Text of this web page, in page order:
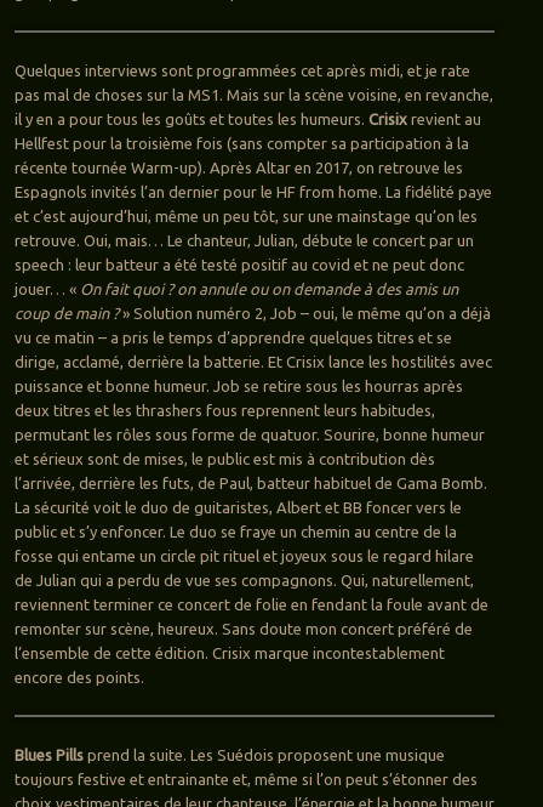
Quelques interviews sont programmées cet après midi, et je rate
pas mal de choses sur la MS1. Mais sur la scène voisine, en revanche,
il y en a pour tous les goûts et toutes les humeurs. Crisixrevient au
Hellfest pour la troisième fois (sans compter sa participation à la
récente tournée Warm-up). Après Altar en 2017, on retrouve les
Espagnols invités l’an dernier pour le HF from home. La fidélité paye
et c’est aujourd’hui, même un peu tôt, sur une mainstage qu’on les
retrouve. Oui, mais… Le chanteur, Julian, débute le concert par un
speech : leur batteur a été testé positif au covid et ne peut donc
jouer… « On fait quoi ? on annule ou on demande à des amis un
coup de main ?» Solution numéro 2, Job – oui, le même qu’on a déjà
vu ce matin – a pris le temps d’apprendre quelques titres et se
dirige, acclamé, derrière la batterie. Et Crisix lance les hostilités avec
puissance et bonne humeur. Job se retire sous les hourras après
deux titres et les thrashers fous reprennent leurs habitudes,
permutant les rôles sous forme de quatuor. Sourire, bonne humeur
et sérieux sont de mises, le public est mis à contribution dès
l’arrivée, derrière les futs, de Paul, batteur habituel de Gama Bomb.
La sécurité voit le duo de guitaristes, Albert et BB foncer vers le
public et s’y enfoncer. Le duo se fraye un chemin au centre de la
fosse qui entame un circle pit rituel et joyeux sous le regard hilare
de Julian qui a perdu de vue ses compagnons. Qui, naturellement,
reviennent terminer ce concert de folie en fendant la foule avant de
remonter sur scène, heureux. Sans doute mon concert préféré de
l’ensemble de cette édition. Crisix marque incontestablement
encore des points.
Blues Pillsprend la suite. Les Suédois proposent une musique
toujours festive et entrainante et, même si l’on peut s’étonner des
choix vestimentaires de leur chanteuse, l’énergie et la bonne humeur